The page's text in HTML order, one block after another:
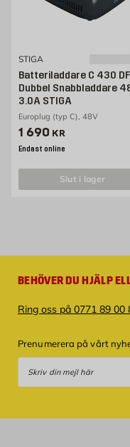
STIGA
Batteriladdare C 430 DF
Dubbel Snabbladdare
3.0A STIGA
Europlug (typ C), 48V
Pris 1690 kr
1 690 KR
Endast online
slut i lager
BEHÖVER DU HJÄLP
Ring oss på 0771 89 00
Prenumerera på vårt